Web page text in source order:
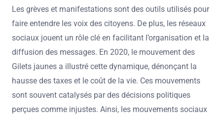
Les grèves et manifestations sont des outils utilisés pour
faire entendre les voix des citoyens. De plus, les réseaux
sociaux jouent un rôle clé en facilitant l’organisation et la
diffusion des messages. En 2020, le mouvement des
Gilets jaunes a illustré cette dynamique, dénonçant la
hausse des taxes et le coût de la vie. Ces mouvements
sont souvent catalysés par des décisions politiques
perçues comme injustes. Ainsi, les mouvements sociaux